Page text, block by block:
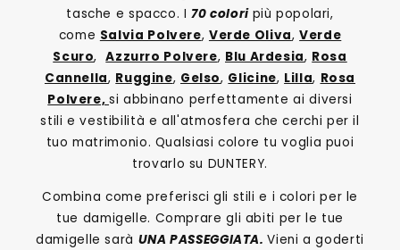
tasche e spacco. I70 colori più popolari,
come Salvia Polvere, Verde Oliva,Verde
Scuro,Azzurro Polvere, Blu Ardesia, Rosa
Cannella, Ruggine, Gelso, Glicine, Lilla, Rosa
Polvere, si abbinano perfettamente ai diversi
stili e vestibilità e all'atmosfera che cerchi per il
tuo matrimonio. Qualsiasi colore tu voglia puoi
trovarlo su DUNTERY.
Combina come preferisci gli stili e i colori per le
tue damigelle. Comprare gli abiti per le tue
damigelle sarà UNA PASSEGGIATA.Vieni a goderti